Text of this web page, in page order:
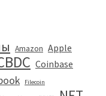
Amazon Apple
Coinbase
Filecoin